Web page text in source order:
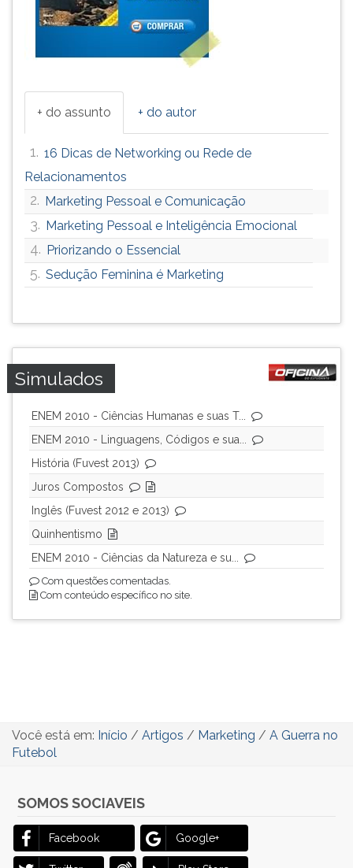
+ do assunto + do autor
1. 16 Dicas de Networking ou Rede de
Relacionamentos
2. Marketing Pessoal e Comunicação
3. Marketing Pessoal e Inteligência Emocional
4. Priorizando o Essencial
5. Sedução Feminina é Marketing
Simulados
ENEM 2010 - Ciências Humanas e suas T...
ENEM 2010 - Linguagens, Códigos e sua...
História (Fuvest 2013)
Juros Compostos
Inglês (Fuvest 2012 e 2013)
Quinhentismo
ENEM 2010 - Ciências da Natureza e su...
Com questões comentadas.
Com conteúdo específico no site.
Você está em: Início / Artigos / Marketing / A Guerra no
Futebol
SOMOS SOCIAVEIS
Facebook Google+